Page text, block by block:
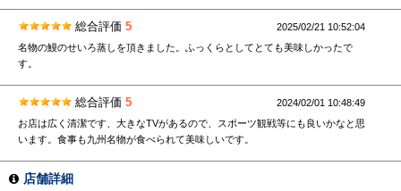
総合評価 5
2025/02/21 10:52:04
名物の鰻のせいろ蒸しを頂きました。ふっくらとしてとても美味しかったで
す。
総合評価 5
2024/02/01 10:48:49
お店は広く清潔です、大きなTVがあるので、スポーツ観戦等にも良いかなと思
います。食事も九州名物が食べられて美味しいです。
店舗詳細